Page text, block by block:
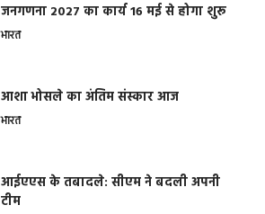
जनगणना 2027 का कार्य 16 मई से होगा शुरू
भारत
आशा भोसले का अंतिम संस्कार आज
भारत
आईएएस के तबादले: सीएम ने बदली अपनी
टीम